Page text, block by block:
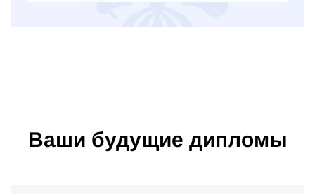
Ваши будущие дипломы